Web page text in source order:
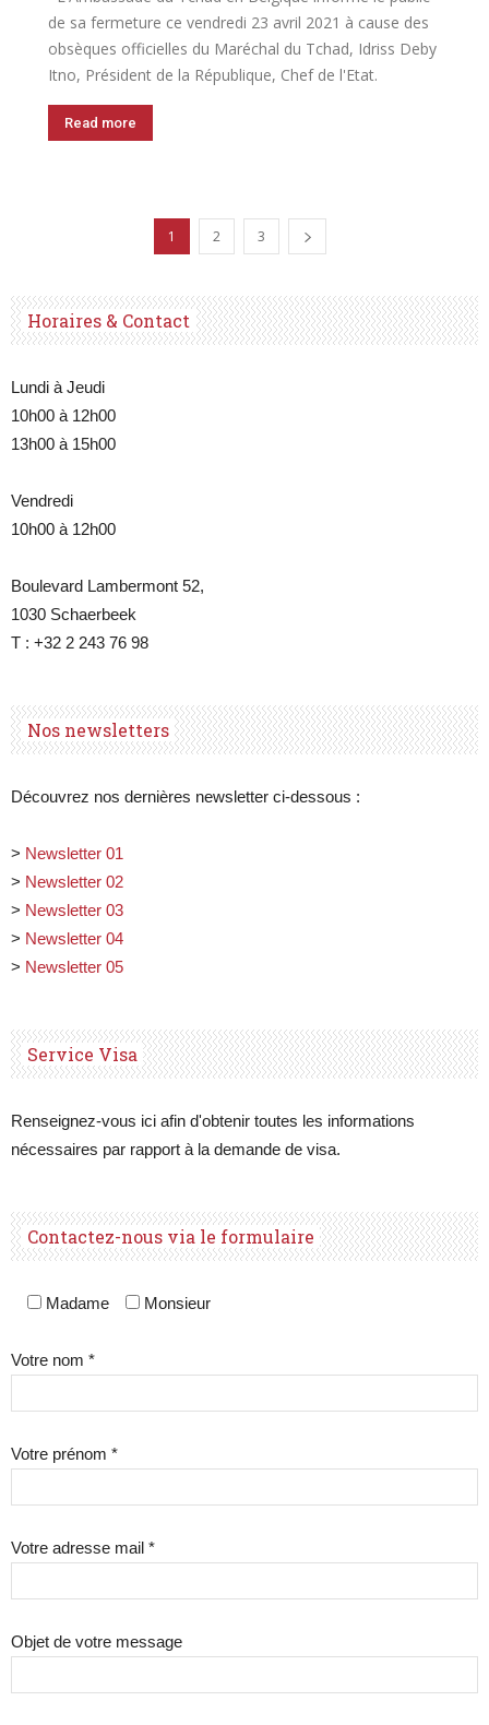
de sa fermeture ce vendredi 23 avril 2021 à cause des
obsèques officielles du Maréchal du Tchad, Idriss Deby
Itno, Président de la République, Chef de l'Etat.
Read more
1 2 3
Horaires & Contact
Lundi à Jeudi
10h00 à 12h00
13h00 à 15h00
Vendredi
10h00 à 12h00
Boulevard Lambermont 52,
1030 Schaerbeek
T : +32 2 243 76 98
Nos newsletters
Découvrez nos dernières newsletter ci-dessous :
> Newsletter 01
> Newsletter 02
> Newsletter 03
> Newsletter 04
> Newsletter 05
Service Visa
Renseignez-vous ici afin d'obtenir toutes les informations
nécessaires par rapport à la demande de visa.
Contactez-nous via le formulaire
Madame Monsieur
Votre nom *
Votre prénom *
Votre adresse mail *
Objet de votre message